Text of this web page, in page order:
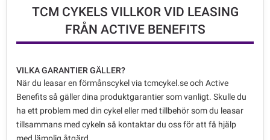
TCM CYKELS VILLKOR VID LEASING
FRÅN ACTIVE BENEFITS
VILKA GARANTIER GÄLLER?
När du leasar en förmånscykel via tcmcykel.se och Active
Benefits så gäller dina produktgarantier som vanligt. Skulle du
ha ett problem med din cykel eller med tillbehör som du leasar
tillsammans med cykeln så kontaktar du oss för att få hjälp